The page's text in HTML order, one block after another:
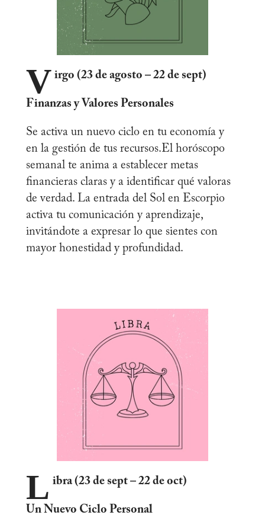
V irgo (23 de agosto – 22 de sept)
Finanzas y Valores Personales
Se activa un nuevo ciclo en tu economía y
en la gestión de tus recursos.El horóscopo
semanal te anima a establecer metas
financieras claras y a identificar qué valoras
de verdad. La entrada del Sol en Escorpio
activa tu comunicación y aprendizaje,
invitándote a expresar lo que sientes con
mayor honestidad y profundidad.
L ibra (23 de sept – 22 de oct)
Un Nuevo Ciclo Personal